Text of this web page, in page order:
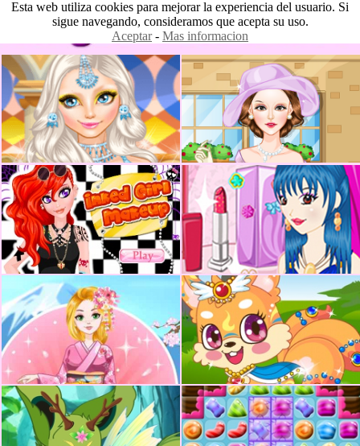
Esta web utiliza cookies para mejorar la experiencia del usuario. Si
sigue navegando, consideramos que acepta su uso.
Aceptar- Mas informacion